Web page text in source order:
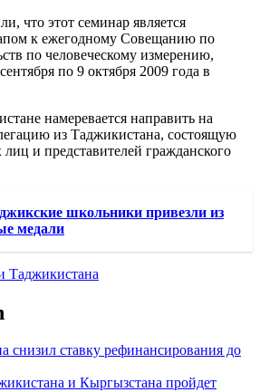
что этот семинар является
к ежегодному Совещанию по
по человеческому измерению,
по 9 октября 2009 года в
намеревается направить на
из Таджикистана, состоящую
и представителей гражданского
школьники привезли из
медали
Таджикистана
снизил ставку рефинансирования до
и Кыргызстана пройдет